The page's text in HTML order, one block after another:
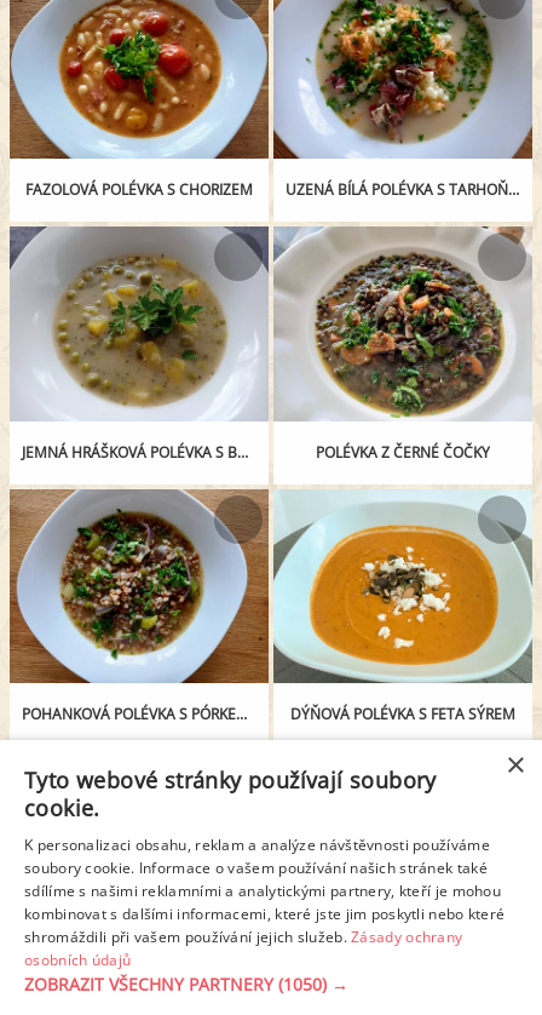
FAZOLOVÁ POLÉVKA S CHORIZEM UZENÁ BÍLÁ POLÉVKA S TARHOŇOU
JEMNÁ HRÁŠKOVÁ POLÉVKA S BRAMBOREM POLÉVKA Z ČERNÉ ČOČKY
POHANKOVÁ POLÉVKA S PÓRKEM A ČERVENOU CIBULÍ DÝŇOVÁ POLÉVKA S FETA SÝREM
< Předchozí stránka
5 6 7 8 9 10 11
Další stránka >
×
Tyto webové stránky používají soubory
cookie.
K personalizaci obsahu, reklam a analýze návštěvnosti používáme
soubory cookie. Informace o vašem používání našich stránek také
sdílíme s našimi reklamními a analytickými partnery, kteří je mohou
kombinovat s dalšími informacemi, které jste jim poskytli nebo které
shromáždili při vašem používání jejich služeb.Zásady ochrany
osobních údajů
ZOBRAZIT VŠECHNY PARTNERY(1050) →